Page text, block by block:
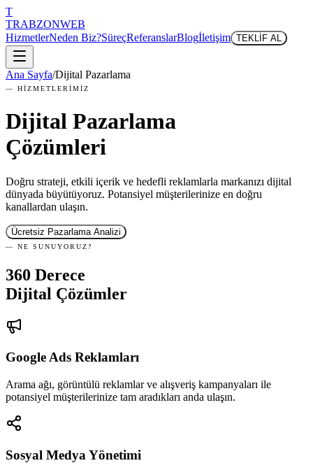
T
TRABZONWEB
HizmetlerNeden Biz?SüreçReferanslarBlogİletişim TEKLİF AL
Ana Sayfa/Dijital Pazarlama
— HİZMETLERİMİZ
Dijital Pazarlama
Çözümleri
Doğru strateji, etkili içerik ve hedefli reklamlarla markanızı dijital
dünyada büyütüyoruz. Potansiyel müşterilerinize en doğru
kanallardan ulaşın.
Ücretsiz Pazarlama Analizi
— NE SUNUYORUZ?
360 Derece
Dijital Çözümler
Google Ads Reklamları
Arama ağı, görüntülü reklamlar ve alışveriş kampanyaları ile
potansiyel müşterilerinize tam aradıkları anda ulaşın.
Sosyal Medya Yönetimi